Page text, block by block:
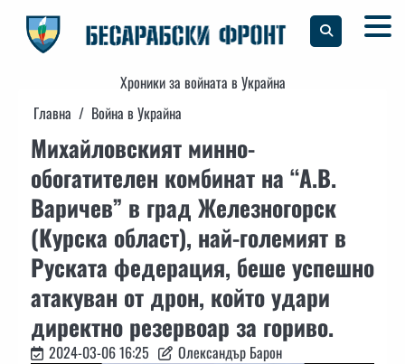
content
Хроники за войната в Украйна
Главна
Война в Украйна
Михайловският минно-
обогатителен комбинат на “А.В.
Варичев” в град Железногорск
(Курска област), най-големият в
Руската федерация, беше успешно
атакуван от дрон, който удари
директно резервоар за гориво.
2024-03-06 16:25 Олександър Барон